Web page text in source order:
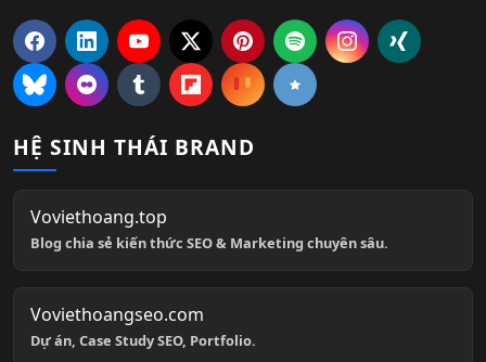
HỆ SINH THÁI BRAND
Voviethoang.top
Blog chia sẻ kiến thức SEO & Marketing chuyên sâu.
Voviethoangseo.com
Dự án, Case Study SEO, Portfolio.